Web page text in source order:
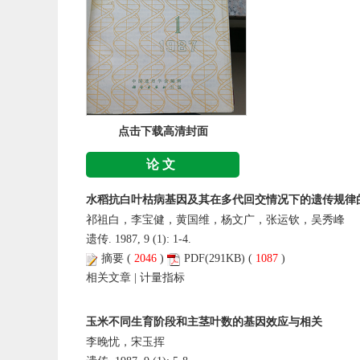
点击下载高清封面
论文
水稻抗白叶枯病基因及其在多代回交情况下的遗传规律
祁祖白，李宝健，黄国维，杨文广，张运钦，吴秀峰
遗传. 1987, 9 (1): 1-4.
摘要 ( 2046 ) PDF(291KB) ( 1087 )
相关文章
计量指标
玉米不同生育阶段和主茎叶数的基因效应与相关
李晚忧，宋玉挥